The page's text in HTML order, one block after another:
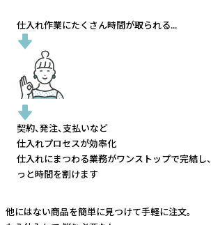
仕入れ作業にたくさん時間が取られる...
契約、発注、支払いなど
仕入れプロセスが効率化
仕入れにまつわる業務がワンストップで完結し、
っと時間を割けます
他にはない商品を簡単に見つけて手軽に注文。